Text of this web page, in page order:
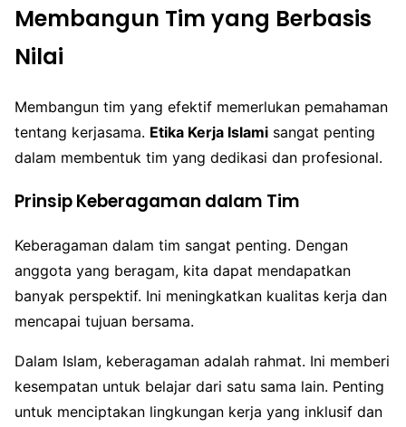
Membangun Tim yang Berbasis
Nilai
Membangun tim yang efektif memerlukan pemahaman
tentang kerjasama. Etika Kerja Islami sangat penting
dalam membentuk tim yang dedikasi dan profesional.
Prinsip Keberagaman dalam Tim
Keberagaman dalam tim sangat penting. Dengan
anggota yang beragam, kita dapat mendapatkan
banyak perspektif. Ini meningkatkan kualitas kerja dan
mencapai tujuan bersama.
Dalam Islam, keberagaman adalah rahmat. Ini memberi
kesempatan untuk belajar dari satu sama lain. Penting
untuk menciptakan lingkungan kerja yang inklusif dan